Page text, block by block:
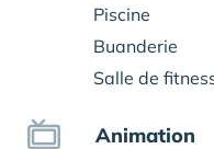
Piscine
Buanderie
Salle de
Animation